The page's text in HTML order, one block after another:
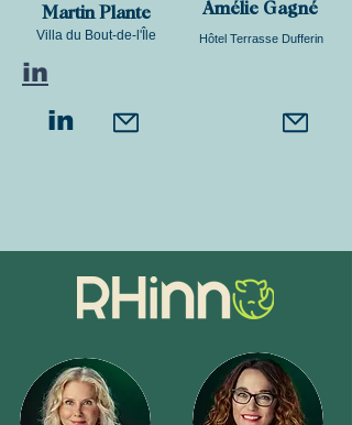
Martin Plante
Villa du Bout-de-l'Île
Amélie Gagné
Hôtel Terrasse Dufferin
in
in